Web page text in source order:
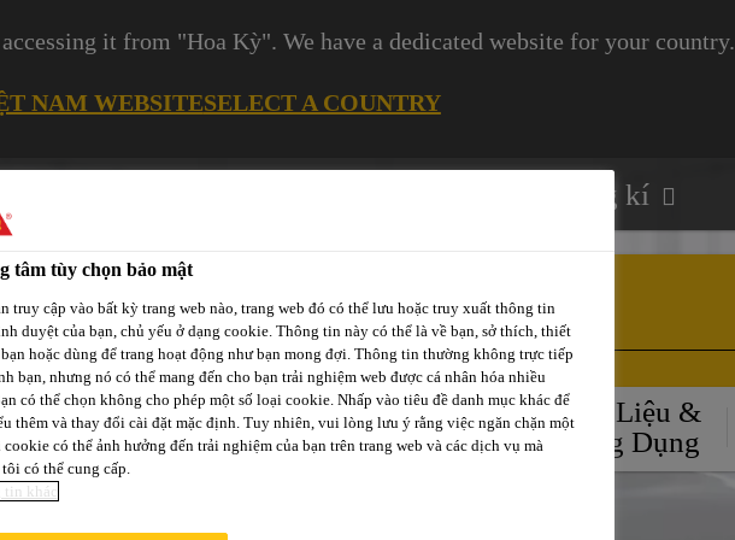
it from "Hoa Kỳ". We have a dedicated website for your country.
NAM WEBSITESELECT A COUNTRY
Đăng kí
Các
Dự
Án
Phát Triển
Bền Vững
Kênh Phân
Phối / Bán Lẻ
Tài Liệu &
Ứng Dụng
tâm tùy chọn bảo mật
truy cập vào bất kỳ trang web nào, trang web đó có thể lưu hoặc truy xuất thông tin
duyệt của bạn, chủ yếu ở dạng cookie. Thông tin này có thể là về bạn, sở thích, thiết
hoặc dùng để trang hoạt động như bạn mong đợi. Thông tin thường không trực tiếp
bạn, nhưng nó có thể mang đến cho bạn trải nghiệm web được cá nhân hóa nhiều
có thể chọn không cho phép một số loại cookie. Nhấp vào tiêu đề danh mục khác để
thêm và thay đổi cài đặt mặc định. Tuy nhiên, vui lòng lưu ý rằng việc ngăn chặn một
cookie có thể ảnh hưởng đến trải nghiệm của bạn trên trang web và các dịch vụ mà
có thể cung cấp.
tin khác